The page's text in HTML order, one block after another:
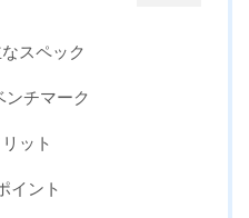
スペック
チマーク
ット
イント